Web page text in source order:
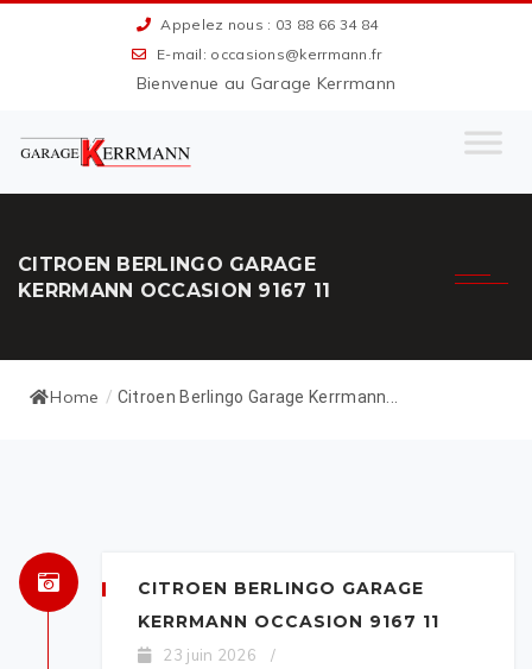
Appelez nous : 03 88 66 34 84
E-mail: occasions@kerrmann.fr
Bienvenue au Garage Kerrmann
CITROEN BERLINGO GARAGE
KERRMANN OCCASION 9167 11
Home / Citroen Berlingo Garage Kerrmann...
CITROEN BERLINGO GARAGE
KERRMANN OCCASION 9167 11
23 juin 2026 /